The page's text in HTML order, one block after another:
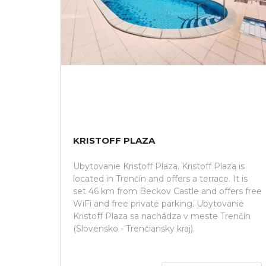
KRISTOFF PLAZA
Ubytovanie Kristoff Plaza. Kristoff Plaza is
located in Trenčín and offers a terrace. It is
set 46 km from Beckov Castle and offers free
WiFi and free private parking. Ubytovanie
Kristoff Plaza sa nachádza v meste Trenčín
(Slovensko - Trenčiansky kraj).